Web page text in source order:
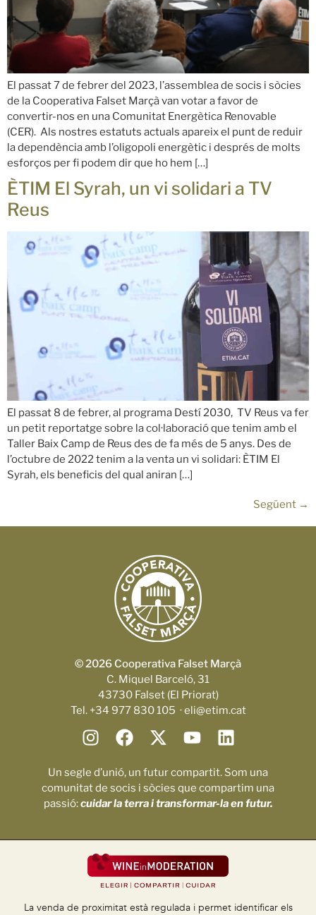
El passat 7 de febrer del 2023, l’assemblea de socis i sòcies
de la Cooperativa Falset Marçà van votar a favor de
convertir-nos en una Comunitat Energètica Renovable
(CER). Als nostres estatuts actuals apareix el punt de reduir
la dependència amb l’oligopoli energètic i després de molts
esforços per fi podem dir que ho hem […]
ÈTIM El Syrah, un vi solidari a TV
Reus
El passat 8 de febrer, al programa Destí 2030, TV Reus va fer
un petit reportatge sobre la col·laboració que tenim amb el
Taller Baix Camp de Reus des de fa més de 5 anys. Des de
l’octubre de 2022 tenim a la venta un vi solidari: ÈTIM El
Syrah, els beneficis del qual aniran […]
Següent →
© 2026 Cooperativa Falset Marçà
C. Miquel Barceló, 31
43730 Falset (El Priorat)
Tel. +34 977 830 105 · eli@etim.cat
Un segle d’unió, un futur compartit. Som una
comunitat de socis i sòcies que compartim una
passió:cuidar la terra i transformar-la en futur.
La venda de proximitat està regulada i permet identificar els